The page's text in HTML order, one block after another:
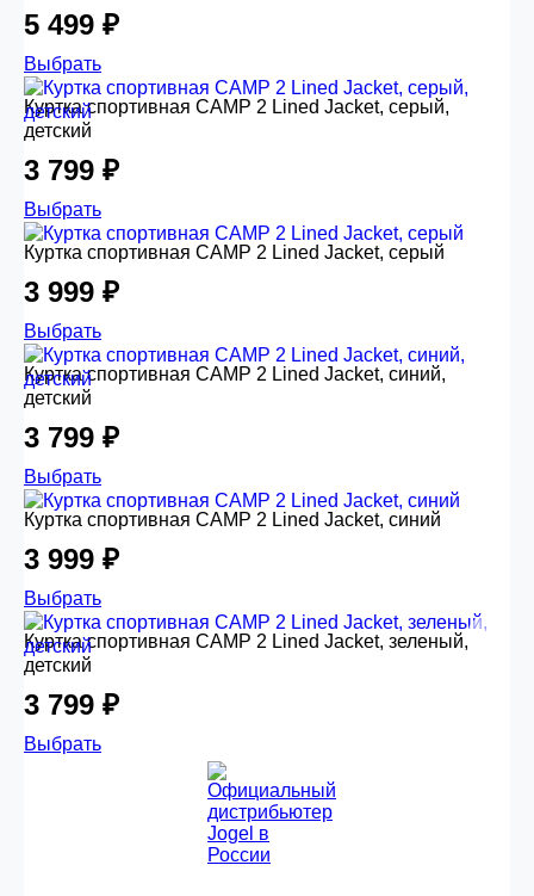
5 499 ₽
Выбрать
Куртка спортивная CAMP 2 Lined Jacket, серый,
детский
3 799 ₽
Выбрать
Куртка спортивная CAMP 2 Lined Jacket, серый
3 999 ₽
Выбрать
Куртка спортивная CAMP 2 Lined Jacket, синий,
детский
3 799 ₽
Выбрать
Куртка спортивная CAMP 2 Lined Jacket, синий
3 999 ₽
Выбрать
Куртка спортивная CAMP 2 Lined Jacket, зеленый,
детский
3 799 ₽
Выбрать